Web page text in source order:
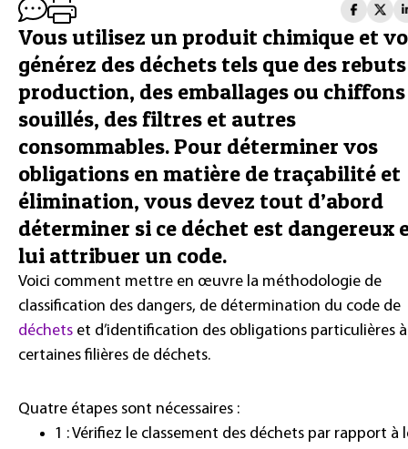
Vous utilisez un produit chimique et
générez des déchets tels que des
production, des emballages ou chiffons
souillés, des filtres et autres
consommables. Pour déterminer vos
obligations en matière de traçabilité et
élimination, vous devez tout d’abord
déterminer si ce déchet est dangereux
lui attribuer un code.
Voici comment mettre en œuvre la méthodologie de
classification des dangers, de détermination du code de
déchets et d’identification des obligations particulières à
certaines filières de déchets.
Quatre étapes sont nécessaires :
1 : Vérifiez le classement des déchets par rapport à